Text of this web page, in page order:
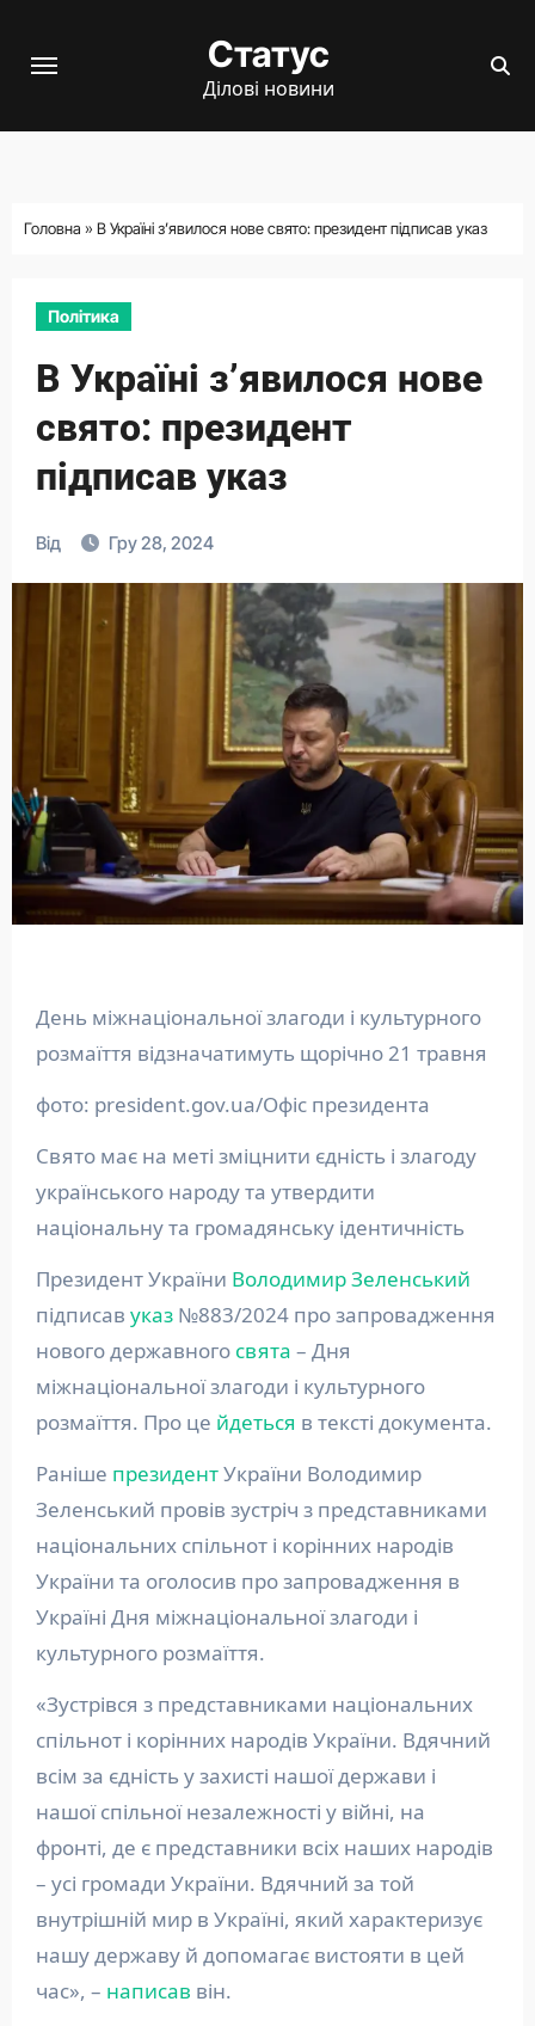
Статус
Ділові новини
Головна » В Україні з’явилося нове свято: президент підписав указ
Політика
В Україні з’явилося нове
свято: президент
підписав указ
Від Гру 28, 2024
День міжнаціональної злагоди і культурного
розмаїття відзначатимуть щорічно 21 травня
фото: president.gov.ua/Офіс президента
Свято має на меті зміцнити єдність і злагоду
українського народу та утвердити
національну та громадянську ідентичність
Президент України Володимир Зеленський
підписав указ№883/2024 про запровадження
нового державного свята – Дня
міжнаціональної злагоди і культурного
розмаїття. Про це йдеться в тексті документа.
Раніше президентУкраїни Володимир
Зеленський провів зустріч з представниками
національних спільнот і корінних народів
України та оголосив про запровадження в
Україні Дня міжнаціональної злагоди і
культурного розмаїття.
«Зустрівся з представниками національних
спільнот і корінних народів України. Вдячний
всім за єдність у захисті нашої держави і
нашої спільної незалежності у війні, на
фронті, де є представники всіх наших народів
– усі громади України. Вдячний за той
внутрішній мир в Україні, який характеризує
нашу державу й допомагає вистояти в цей
час», – написав він.